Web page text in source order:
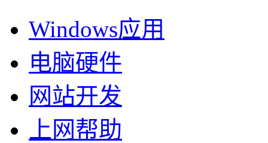
Windows应用
电脑硬件
网站开发
上网帮助